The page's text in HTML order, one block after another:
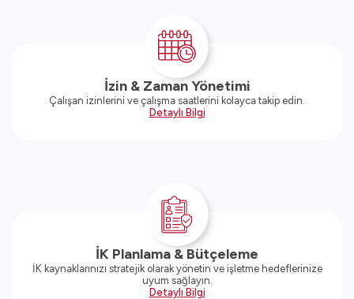
İzin & Zaman Yönetimi
Çalışan izinlerini ve çalışma saatlerini kolayca takip edin.
Detaylı Bilgi
İK Planlama & Bütçeleme
İK kaynaklarınızı stratejik olarak yönetin ve işletme hedeflerinize
uyum sağlayın.
Detaylı Bilgi